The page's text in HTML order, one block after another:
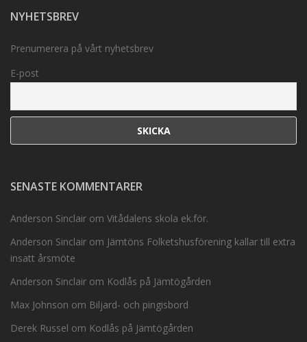
NYHETSBREV
Prenumerera på vårt nyhetsbrev
E-post
SENASTE KOMMENTARER
Anderson Sinclair om Vitådalens skola ek.för.
Anderson Sinclair om Jämtöns Folketshusförening kallar till extra
insatt årsmöte
Anderson Sinclair om Kodlås på Jämtögården
Max Johnson om Biljard- och pingisbord
Derek Russel om Kodlås på Jämtögården